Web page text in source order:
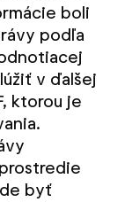
boli
podľa
v ďalšej
ktorou je
byť